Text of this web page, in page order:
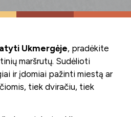
Ukmergėje, pradėkite
maršrutų. Sudėlioti
ir įdomiai pažinti miestą ar
tiek dviračiu, tiek